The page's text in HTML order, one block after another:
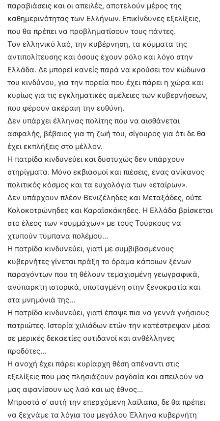
παραβιάσεις και οι απειλές, αποτελούν μέρος της
καθημερινότητας των Ελλήνων. Επικίνδυνες εξελίξεις,
που θα πρέπει να προβληματίσουν τους πάντες.
Τον ελληνικό λαό, την κυβέρνηση, τα κόμματα της
αντιπολίτευσης και όσους έχουν ρόλο και λόγο στην
Ελλάδα. Δε μπορεί κανείς παρά να κρούσει τον κώδωνα
του κινδύνου, για την πορεία που έχει πάρει η χώρα και
κυρίως για τις εγκληματικές αμέλειες των κυβερνήσεων,
που φέρουν ακέραιη την ευθύνη.
Δεν υπάρχει έλληνας πολίτης που να αισθάνεται
ασφαλής, βέβαιος για τη ζωή του, σίγουρος για ότι δε θα
έχει εκπλήξεις στο μέλλον.
Η πατρίδα κινδυνεύει και δυστυχώς δεν υπάρχουν
στηρίγματα. Μόνο εκβιασμοί και πιέσεις, ένας ανίκανος
πολιτικός κόσμος και τα ευχολόγια των «εταίρων».
Δεν υπάρχουν πλέον Βενιζέληδες και Μεταξάδες, ούτε
Κολοκοτρώνηδες και Καραϊσκάκηδες. Η Ελλάδα βρίσκεται
στο έλεος των «συμμάχων» με τους Τούρκους να
χτυπούν τύμπανα πολέμου…
Η πατρίδα κινδυνεύει, γιατί με συμβιβασμένους
κυβερνήτες γίνεται πράξη το όραμα κάποιων ξένων
παραγόντων που τη θέλουν τεμαχισμένη γεωγραφικά,
ανύπαρκτη ιστορικά, υποταγμένη στην ξενοκρατία και
στα μνημόνιά της…
Η πατρίδα κινδυνεύει, γιατί έπαψε πια να γεννά γνήσιους
πατριώτες. Ιστορία χιλιάδων ετών την κατέστρεψαν μέσα
σε μερικές δεκαετίες ουτιδανοί και ανθέλληνες
προδότες…
Η ανοχή έχει πάρει κυρίαρχη θέση απέναντι στις
εξελίξεις που μας πλησιάζουν ραγδαία και απειλούν να
μας αφανίσουν ως λαό και ως έθνος…
Μπροστά σ’ αυτή την επερχόμενη λαίλαπα, δε θα πρέπει
να ξεχνάμε τα λόγια του μεγάλου Έλληνα κυβερνήτη